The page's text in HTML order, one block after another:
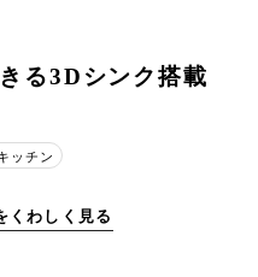
る3Dシンク搭載
ッチン
くわしく見る